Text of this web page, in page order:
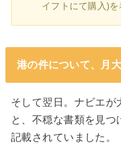
イフトにて購入)を
港の件について、月
そして翌日。ナビエが
と、不穏な書類を見
記載されていました。